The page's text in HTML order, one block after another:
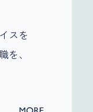
スを
、